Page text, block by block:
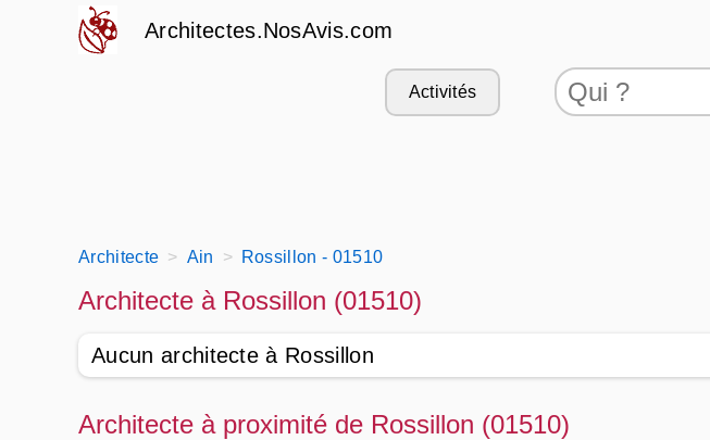
Architectes.NosAvis.com
Activités
Architecte Ain Rossillon - 01510
Architecte à Rossillon (01510)
Aucun architecte à Rossillon
Architecte à proximité de Rossillon (01510)